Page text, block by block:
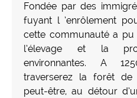
Fondée par des
fuyant l ’enrôlement
cette communauté a
l’élevage et la
environnantes. A
traverserez la forêt de
peut-être, au détour